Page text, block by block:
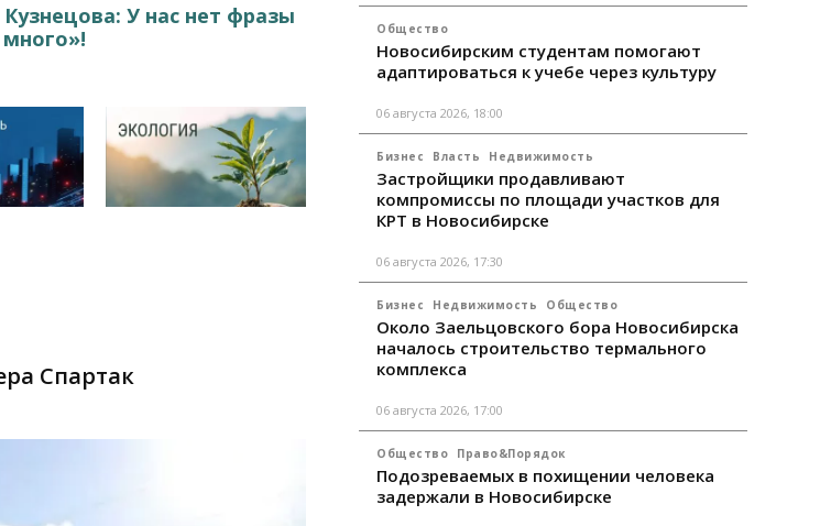
У нас нет фразы
Спартак
Общество
Новосибирским студентам помогают
адаптироваться к учебе через культуру
06 августа 2026, 18:00
Бизнес Власть Недвижимость
Застройщики продавливают
компромиссы по площади участков для
КРТ в Новосибирске
06 августа 2026, 17:30
Бизнес Недвижимость Общество
Около Заельцовского бора Новосибирска
началось строительство термального
комплекса
06 августа 2026, 17:00
Общество Право&Порядок
Подозреваемых в похищении человека
задержали в Новосибирске